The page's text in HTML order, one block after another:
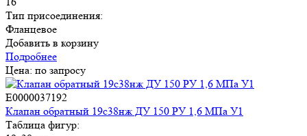
Тип присоединения:
Фланцевое
Добавить в корзину
Подробнее
Цена: по запросу
E0000037192
Клапан обратный 19с38нж ДУ 150 РУ 1,6 МПа У1
Таблица фигур: